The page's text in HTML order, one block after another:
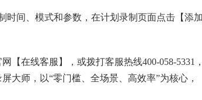
时间、模式和参数，在计划录制页面点击【添
【在线客服】，或拨打客服热线400-058-5331
大师，以“零门槛、全场景、高效率”为核心，